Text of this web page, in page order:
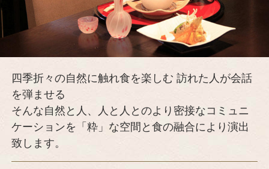
四季折々の自然に触れ食を楽しむ 訪れた人が会話
を弾ませる
そんな自然と人、人と人とのより密接なコミュニ
ケーションを「粋」な空間と食の融合により演出
致します。